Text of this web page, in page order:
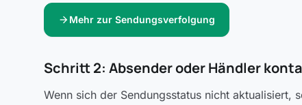
arrow_forward Mehr zur Sendungsverfolgung
Schritt 2: Absender oder Händler
Wenn sich der Sendungsstatus nicht aktualisiert,